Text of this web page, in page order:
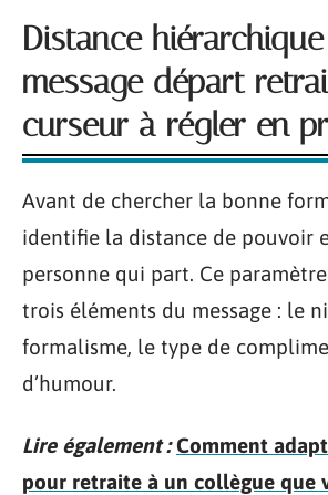
Distance
message départ
curseur à régler en
Avant de chercher la bonne
identifie la distance de pouvoir
personne qui part. Ce
trois éléments du message : le
formalisme, le type de
d’humour.
Lire également : Comment
pour retraite à un collègue que